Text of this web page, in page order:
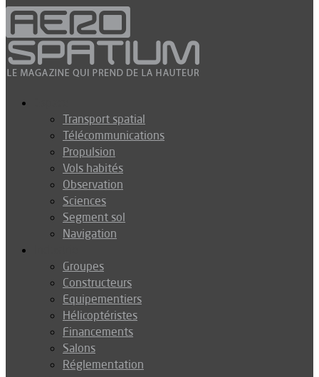
Transport spatial
Télécommunications
Propulsion
Vols habités
Observation
Sciences
Segment sol
Navigation
Groupes
Constructeurs
Equipementiers
Hélicoptéristes
Financements
Salons
Réglementation